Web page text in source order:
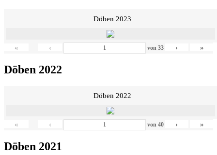
Döben 2023
« ‹ von 33 › »
Döben 2022
Döben 2022
« ‹ von 40 › »
Döben 2021